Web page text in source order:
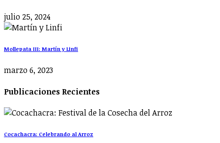
julio 25, 2024
Mollepata III: Martín y Linfi
marzo 6, 2023
Publicaciones Recientes
Cocachacra: Celebrando al Arroz